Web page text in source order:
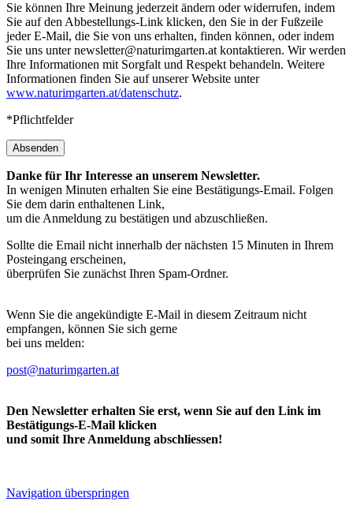
Sie können Ihre Meinung jederzeit ändern oder widerrufen, indem
Sie auf den Abbestellungs-Link klicken, den Sie in der Fußzeile
jeder E-Mail, die Sie von uns erhalten, finden können, oder indem
Sie uns unter newsletter@naturimgarten.at kontaktieren. Wir werden
Ihre Informationen mit Sorgfalt und Respekt behandeln. Weitere
Informationen finden Sie auf unserer Website unter
www.naturimgarten.at/datenschutz.
*Pflichtfelder
Absenden
Danke für Ihr Interesse an unserem Newsletter.
In wenigen Minuten erhalten Sie eine Bestätigungs-Email. Folgen
Sie dem darin enthaltenen Link,
um die Anmeldung zu bestätigen und abzuschließen.
Sollte die Email nicht innerhalb der nächsten 15 Minuten in Ihrem
Posteingang erscheinen,
überprüfen Sie zunächst Ihren Spam-Ordner.
Wenn Sie die angekündigte E-Mail in diesem Zeitraum nicht
empfangen, können Sie sich gerne
bei uns melden:
post@naturimgarten.at
Den Newsletter erhalten Sie erst, wenn Sie auf den Link im
Bestätigungs-E-Mail klicken
und somit Ihre Anmeldung abschliessen!
Navigation überspringen